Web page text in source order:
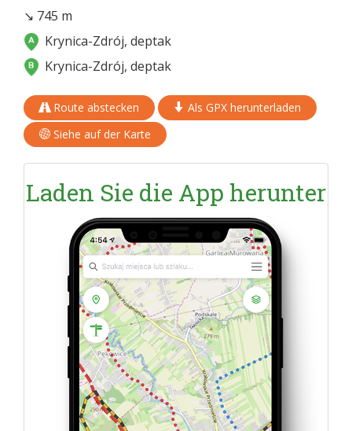
↘ 745 m
Krynica-Zdrój, deptak
Krynica-Zdrój, deptak
Route abstecken
Als GPX herunterladen
Siehe auf der Karte
Laden Sie die App herunter